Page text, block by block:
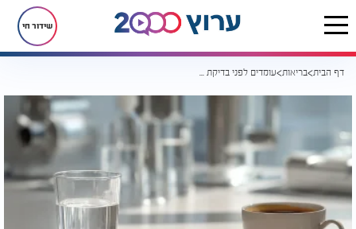
שידור חי
דף הבית בריאות עומדים לפני בדיקת דם? זו הטעות שעלולה לשבש לכם את התוצאות